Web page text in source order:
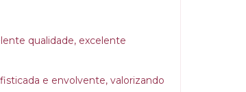
qualidade, excelente
e envolvente, valorizando